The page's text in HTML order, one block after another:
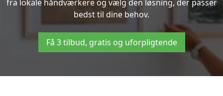
fra lokale håndværkere og vælg den løsning, der passer
bedst til dine behov.
Få 3 tilbud, gratis og uforpligtende